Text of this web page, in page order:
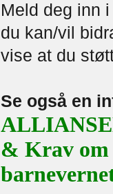
Meld deg inn
du kan/vil
vise at du
Se også en
& Krav om